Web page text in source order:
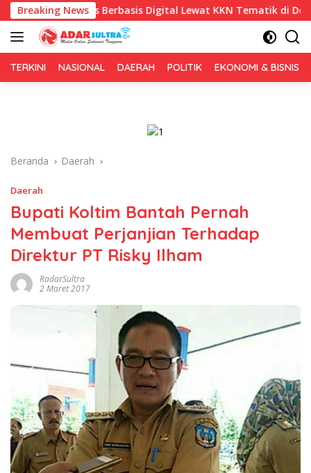
Langsung
ke
konten
Breaking News
Berbasis Digital Lewat KKN Tematik di Desa Alebo
TERKINI NASIONAL DAERAH POLITIK EKONOMI & BISNIS
Beranda Daerah
Daerah
Bupati Koltim Bantah Pernah
Membuat Perjanjian Terhadap
Direktur PT Risky Ilham
RadarSultra
2 Maret 2017